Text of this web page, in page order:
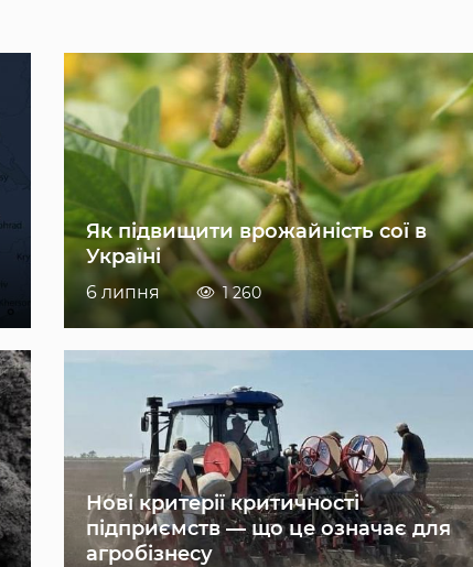
Як підвищити врожайність сої в
Україні
6 липня 1 260
Нові критерії критичності
підприємств — що це означає для
агробізнесу